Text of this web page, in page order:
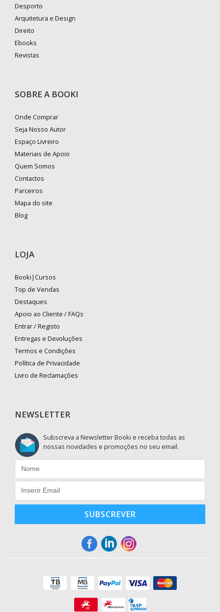
Desporto
Arquitetura e Design
Direito
Ebooks
Revistas
SOBRE A BOOKI
Onde Comprar
Seja Nosso Autor
Espaço Livreiro
Materiais de Apoio
Quem Somos
Contactos
Parceiros
Mapa do site
Blog
LOJA
Booki|Cursos
Top de Vendas
Destaques
Apoio ao Cliente / FAQs
Entrar / Registo
Entregas e Devoluções
Termos e Condições
Política de Privacidade
Livro de Reclamações
NEWSLETTER
Subscreva a Newsletter Booki e receba todas as
nossas novidades e promoções no seu email.
SUBSCREVER